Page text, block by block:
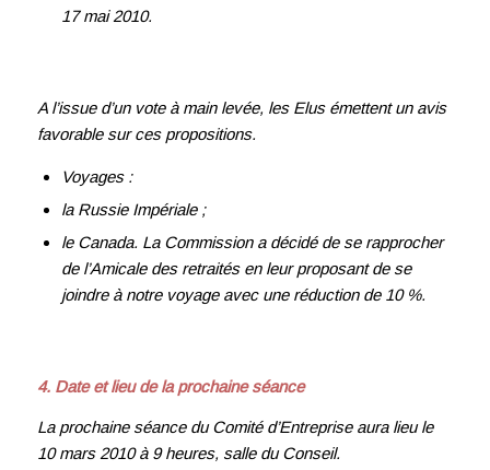
17 mai 2010.
A l’issue d’un vote à main levée, les Elus émettent un avis
favorable sur ces propositions.
Voyages :
la Russie Impériale ;
le Canada. La Commission a décidé de se rapprocher
de l’Amicale des retraités en leurproposant de se
joindre à notre voyage avec une réduction de 10 %.
4. Date et lieu de la prochaine séance
La prochaine séance du Comité d’Entreprise aura lieu le
10 mars 2010 à 9 heures, salle du Conseil.